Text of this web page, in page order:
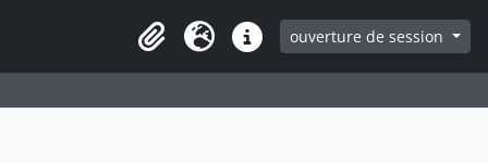
ClipboardLangueLiens rapidesouverture de session